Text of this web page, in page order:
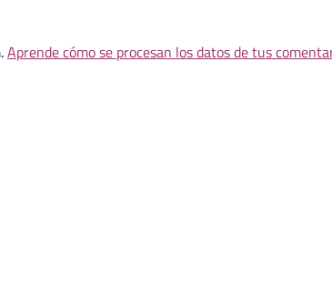
Aprende cómo se procesan los datos de tus